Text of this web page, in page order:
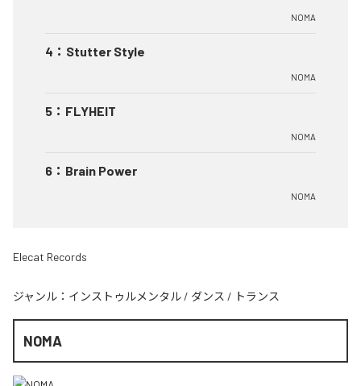
NOMA
4 ： Stutter Style
NOMA
5 ： FLYHEIT
NOMA
6 ： Brain Power
NOMA
Elecat Records
ジャンル： インストゥルメンタル / ダンス / トランス
NOMA